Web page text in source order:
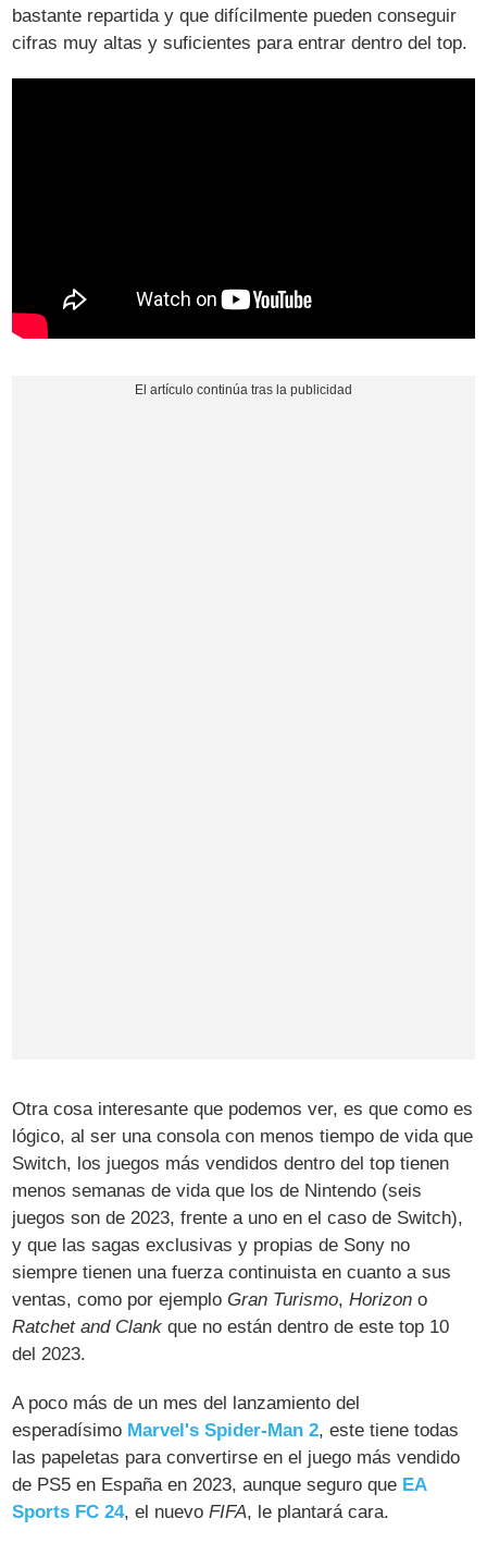
bastante repartida y que difícilmente pueden conseguir
cifras muy altas y suficientes para entrar dentro del top.
Otra cosa interesante que podemos ver, es que como es
lógico, al ser una consola con menos tiempo de vida que
Switch, los juegos más vendidos dentro del top tienen
menos semanas de vida que los de Nintendo (seis
juegos son de 2023, frente a uno en el caso de Switch),
y que las sagas exclusivas y propias de Sony no
siempre tienen una fuerza continuista en cuanto a sus
ventas, como por ejemploGran Turismo,Horizon o
Ratchet and Clank que no están dentro de este top 10
del 2023.
A poco más de un mes del lanzamiento del
esperadísimo Marvel's Spider-Man 2, este tiene todas
las papeletas para convertirse en el juego más vendido
de PS5 en España en 2023, aunque seguro que EA
Sports FC 24, el nuevoFIFA, le plantará cara.